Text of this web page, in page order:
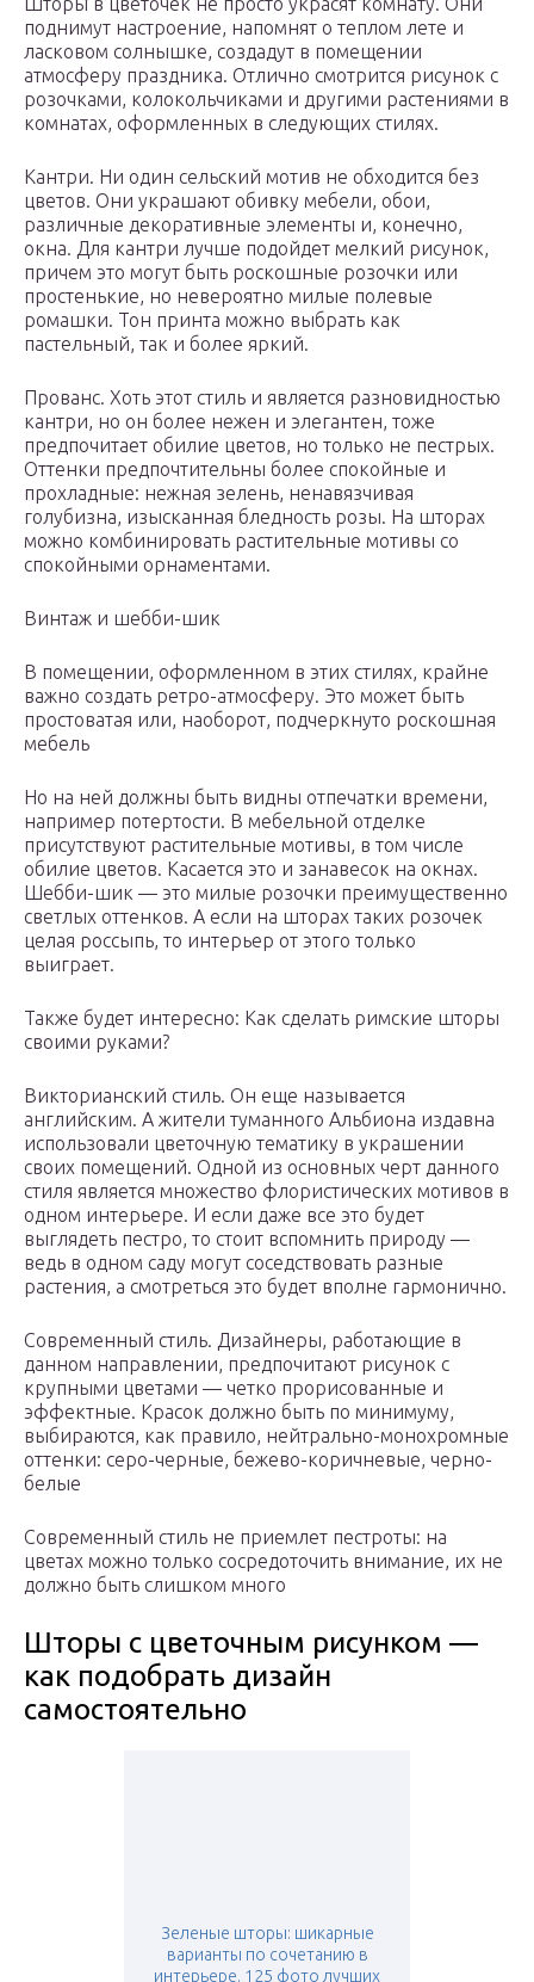
поднимут настроение, напомнят о теплом лете и
ласковом солнышке, создадут в помещении
атмосферу праздника. Отлично смотрится рисунок с
розочками, колокольчиками и другими растениями в
комнатах, оформленных в следующих стилях.
Кантри. Ни один сельский мотив не обходится без
цветов. Они украшают обивку мебели, обои,
различные декоративные элементы и, конечно,
окна. Для кантри лучше подойдет мелкий рисунок,
причем это могут быть роскошные розочки или
простенькие, но невероятно милые полевые
ромашки. Тон принта можно выбрать как
пастельный, так и более яркий.
Прованс. Хоть этот стиль и является разновидностью
кантри, но он более нежен и элегантен, тоже
предпочитает обилие цветов, но только не пестрых.
Оттенки предпочтительны более спокойные и
прохладные: нежная зелень, ненавязчивая
голубизна, изысканная бледность розы. На шторах
можно комбинировать растительные мотивы со
спокойными орнаментами.
Винтаж и шебби-шик
В помещении, оформленном в этих стилях, крайне
важно создать ретро-атмосферу. Это может быть
простоватая или, наоборот, подчеркнуто роскошная
мебель
Но на ней должны быть видны отпечатки времени,
например потертости. В мебельной отделке
присутствуют растительные мотивы, в том числе
обилие цветов. Касается это и занавесок на окнах.
Шебби-шик — это милые розочки преимущественно
светлых оттенков. А если на шторах таких розочек
целая россыпь, то интерьер от этого только
выиграет.
Также будет интересно: Как сделать римские шторы
своими руками?
Викторианский стиль. Он еще называется
английским. А жители туманного Альбиона издавна
использовали цветочную тематику в украшении
своих помещений. Одной из основных черт данного
стиля является множество флористических мотивов в
одном интерьере. И если даже все это будет
выглядеть пестро, то стоит вспомнить природу —
ведь в одном саду могут соседствовать разные
растения, а смотреться это будет вполне гармонично.
Современный стиль. Дизайнеры, работающие в
данном направлении, предпочитают рисунок с
крупными цветами — четко прорисованные и
эффектные. Красок должно быть по минимуму,
выбираются, как правило, нейтрально-монохромные
оттенки: серо-черные, бежево-коричневые, черно-
белые
Современный стиль не приемлет пестроты: на
цветах можно только сосредоточить внимание, их не
должно быть слишком много
Шторы с цветочным рисунком —
как подобрать дизайн
самостоятельно
Зеленые шторы: шикарные
варианты по сочетанию в
интерьере. 125 фото лучших